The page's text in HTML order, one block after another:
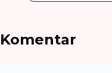
Komentar